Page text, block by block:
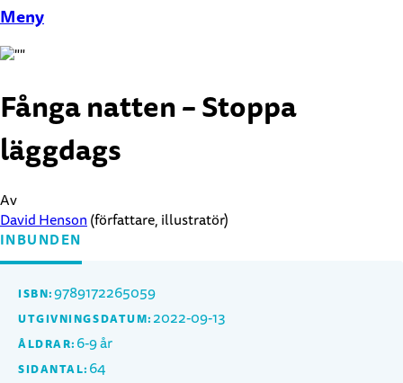
Meny
Fånga natten – Stoppa
läggdags
Av
David Henson (författare, illustratör)
INBUNDEN
ISBN:9789172265059
UTGIVNINGSDATUM: 2022-09-13
ÅLDRAR: 6-9 år
SIDANTAL: 64